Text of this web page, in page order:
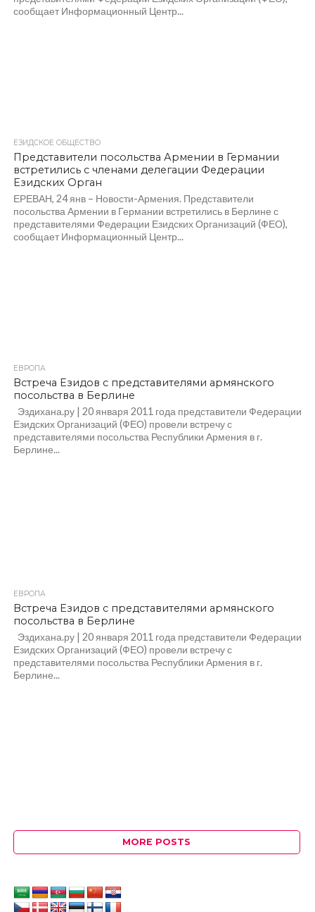
сообщает Информационный Центр...
ЕЗИДСКОЕ ОБЩЕСТВО
Представители посольства Армении в Германии
встретились с членами делегации Федерации
Езидских Орган
ЕРЕВАН, 24 янв – Новости-Армения. Представители
посольства Армении в Германии встретились в Берлине с
представителями Федерации Езидских Организаций (ФЕО),
сообщает Информационный Центр...
ЕВРОПА
Встреча Езидов с представителями армянского
посольства в Берлине
Эздихана.ру | 20 января 2011 года представители Федерации
Езидских Организаций (ФЕО) провели встречу с
представителями посольства Республики Армения в г.
Берлине...
ЕВРОПА
Встреча Езидов с представителями армянского
посольства в Берлине
Эздихана.ру | 20 января 2011 года представители Федерации
Езидских Организаций (ФЕО) провели встречу с
представителями посольства Республики Армения в г.
Берлине...
MORE POSTS